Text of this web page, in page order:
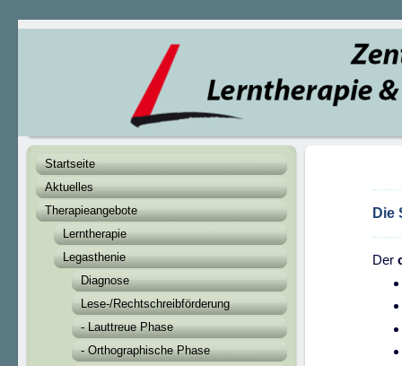
Startseite
Aktuelles
Therapieangebote
Lerntherapie
Legasthenie
Diagnose
Lese-/Rechtschreibförderung
- Lauttreue Phase
- Orthographische Phase
Die
Der